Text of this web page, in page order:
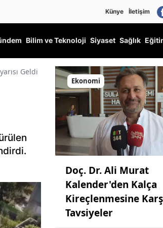
Künye İletişim
Bilim ve Teknoloji Siyaset Sağlık
Geldi
Ekonomi
Doç. Dr. Ali Murat
Kalender'den Kalça
Kireçlenmesine
Tavsiyeler